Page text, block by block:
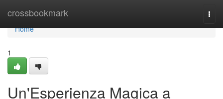
crossbookmark
Home
Home
1
Un'Esperienza Magica a